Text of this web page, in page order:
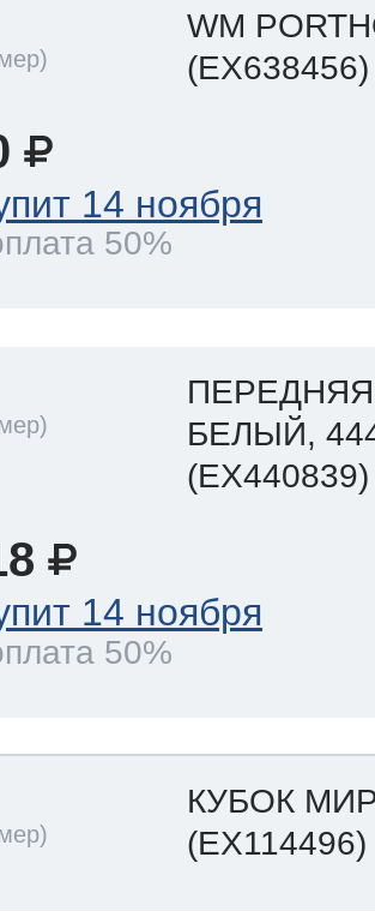
WM
(EX638456)
14 ноября
50%
ПЕРЕДНЯЯ
БЕЛЫЙ,
(EX440839)
14 ноября
50%
КУБОК
(EX114496)